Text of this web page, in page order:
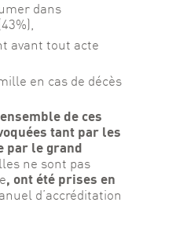
dans
avant tout acte
en cas de décès
de ces
tant par les
par le grand
ne sont pas
, ont été prises en
d’accréditation